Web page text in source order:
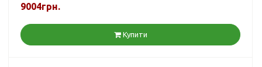
9004грн.
Купити